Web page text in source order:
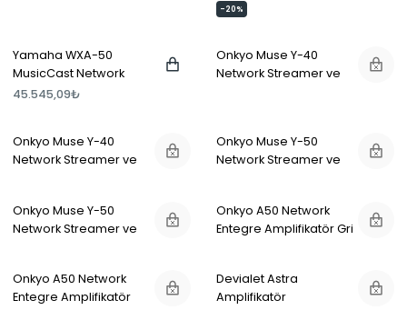
-20%
Yamaha WXA-50
MusicCast Network
Streaming Amplifer
45.545,09₺
Onkyo Muse Y-40
Network Streamer ve
Onkyo Muse Y-40
Network Streamer ve
Onkyo Muse Y-50
Network Streamer ve
Onkyo Muse Y-50
Network Streamer ve
Onkyo A50 Network
Entegre Amplifikatör Gri
Onkyo A50 Network
Entegre Amplifikatör
Devialet Astra
Amplifikatör